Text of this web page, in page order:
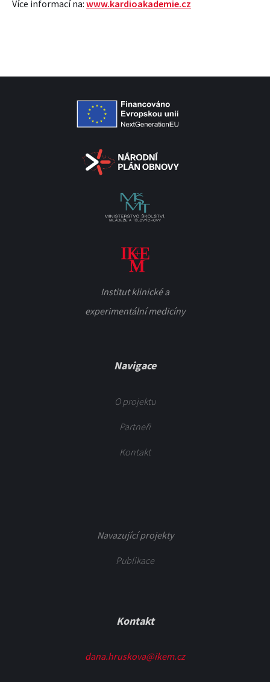
Více informací na: www.kardioakademie.cz
Institut klinické a
experimentální medicíny
Navigace
O projektu
Partneři
Kontakt
Navazující projekty
Publikace
Kontakt
dana.hruskova@ikem.cz